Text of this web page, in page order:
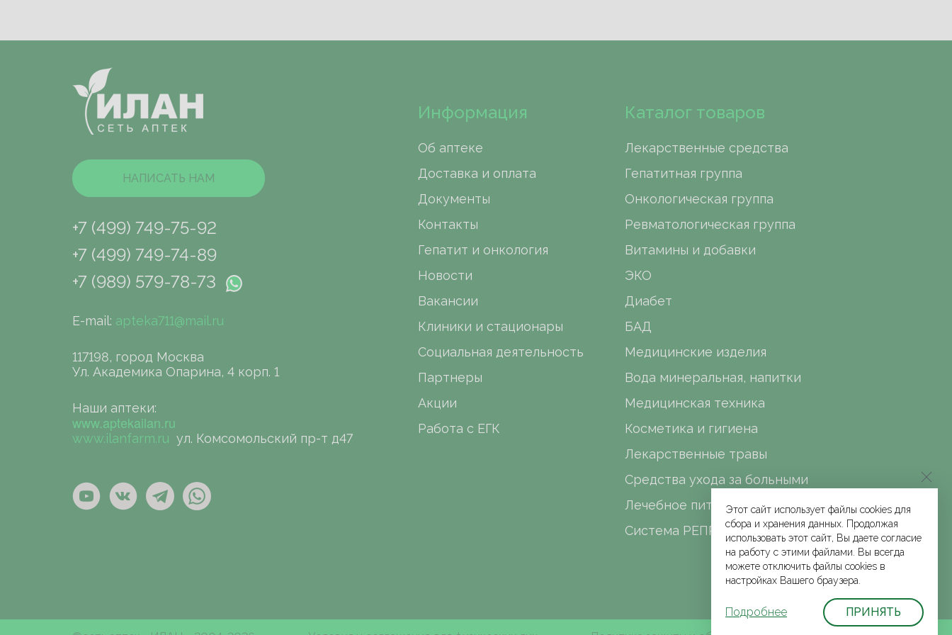
НАПИСАТЬ НАМ
+7 (499) 749-75-92
+7 (499) 749-74-89
+7 (989) 579-78-73
E-mail: apteka711@mail.ru
117198, город Москва
Ул. Академика Опарина, 4 корп. 1
Наши аптеки:
www.aptekailan.ru
www.ilanfarm.ru ул. Комсомольский пр-т д47
Информация
Об аптеке
Доставка и оплата
Документы
Контакты
Гепатит и онкология
Новости
Вакансии
Клиники и стационары
Социальная деятельность
Партнеры
Акции
Работа с ЕГК
Каталог товаров
Лекарственные средства
Гепатитная группа
Онкологическая группа
Ревматологическая группа
Витамины и добавки
ЭКО
Диабет
БАД
Медицинские изделия
Вода минеральная, напитки
Медицинская техника
Косметика и гигиена
Лекарственные травы
Средства ухода за больными
Лечебное питание
Система РЕПРО
Этот сайт использует файлы cookies для
сбора и хранения данных. Продолжая
использовать этот сайт, Вы даете согласие
на работу с этими файлами. Вы всегда
можете отключить файлы cookies в
настройках Вашего браузера.
Подробнее ПРИНЯТЬ